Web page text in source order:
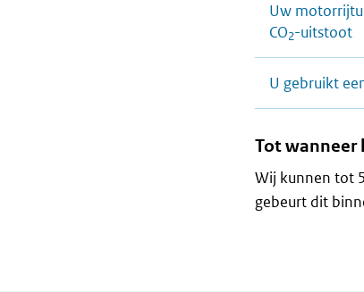
Uw
CO2-uitstoot
U gebruikt
Tot wanneer
Wij kunnen tot
gebeurt dit